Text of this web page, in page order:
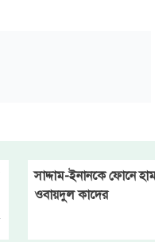
সাদ্দাম-ইনানকে ফোনে
ওবায়দুল কাদের